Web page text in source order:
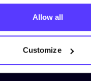
Allow all
Customize
unseren
auf dem